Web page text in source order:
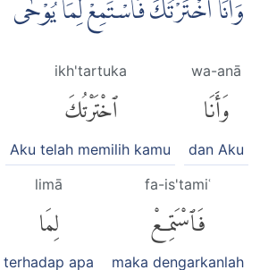
وَاَنَا اخْتَرْتُكَ فَاسْتَمِعْ لِمَا يُوْحٰى
wa-anā
وَأَنَا
dan Aku
ikh'tartuka
ٱخْتَرْتُكَ
Aku telah memilih kamu
fa-is'tamiʿ
فَٱسْتَمِعْ
maka dengarkanlah
limā
لِمَا
terhadap apa